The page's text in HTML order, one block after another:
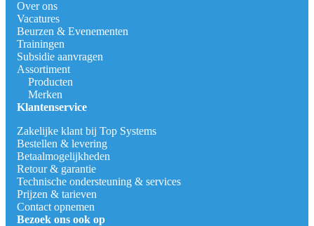
Over ons
Vacatures
Beurzen & Evenementen
Trainingen
Subsidie aanvragen
Assortiment
Producten
Merken
Klantenservice
Zakelijke klant bij Top Systems
Bestellen & levering
Betaalmogelijkheden
Retour & garantie
Technische ondersteuning & services
Prijzen & tarieven
Contact opnemen
Bezoek ons ook op